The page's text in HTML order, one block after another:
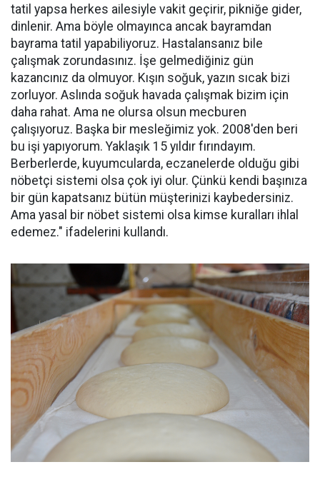
tatil yapsa herkes ailesiyle vakit geçirir, pikniğe gider,
dinlenir. Ama böyle olmayınca ancak bayramdan
bayrama tatil yapabiliyoruz. Hastalansanız bile
çalışmak zorundasınız. İşe gelmediğiniz gün
kazancınız da olmuyor. Kışın soğuk, yazın sıcak bizi
zorluyor. Aslında soğuk havada çalışmak bizim için
daha rahat. Ama ne olursa olsun mecburen
çalışıyoruz. Başka bir mesleğimiz yok. 2008'den beri
bu işi yapıyorum. Yaklaşık 15 yıldır fırındayım.
Berberlerde, kuyumcularda, eczanelerde olduğu gibi
nöbetçi sistemi olsa çok iyi olur. Çünkü kendi başınıza
bir gün kapatsanız bütün müşterinizi kaybedersiniz.
Ama yasal bir nöbet sistemi olsa kimse kuralları ihlal
edemez." ifadelerini kullandı.